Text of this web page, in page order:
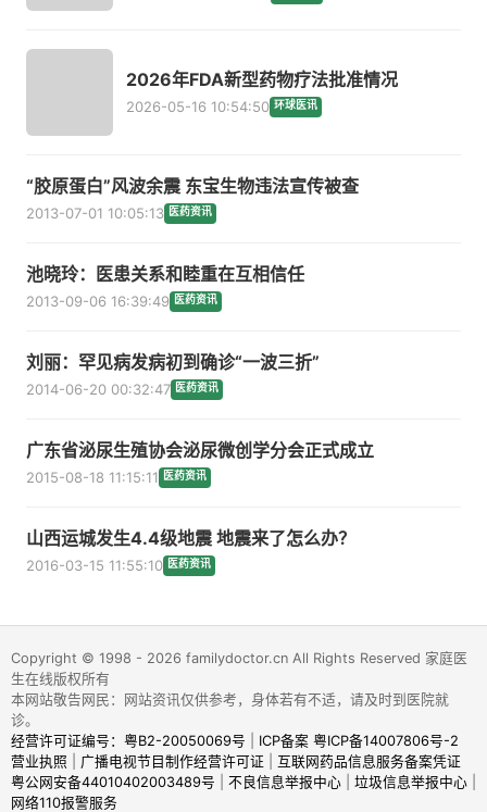
2026年FDA新型药物疗法批准情况
2026-05-16 10:54:50 环球医讯
“胶原蛋白”风波余震 东宝生物违法宣传被查
2013-07-01 10:05:13 医药资讯
池晓玲：医患关系和睦重在互相信任
2013-09-06 16:39:49 医药资讯
刘丽：罕见病发病初到确诊“一波三折”
2014-06-20 00:32:47 医药资讯
广东省泌尿生殖协会泌尿微创学分会正式成立
2015-08-18 11:15:11 医药资讯
山西运城发生4.4级地震 地震来了怎么办？
2016-03-15 11:55:10 医药资讯
Copyright © 1998 - 2026 familydoctor.cn All Rights Reserved 家庭医
生在线版权所有
本网站敬告网民：网站资讯仅供参考，身体若有不适，请及时到医院就
诊。
经营许可证编号：粤B2-20050069号
ICP备案 粤ICP备14007806号-2
营业执照
广播电视节目制作经营许可证
互联网药品信息服务备案凭证
粤公网安备44010402003489号
不良信息举报中心| 垃圾信息举报中心|
网络110报警服务